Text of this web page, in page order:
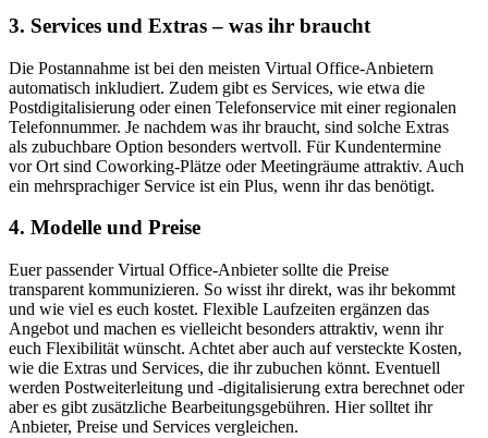
3. Services und Extras – was ihr braucht
Die Postannahme ist bei den meisten Virtual Office-Anbietern
automatisch inkludiert. Zudem gibt es Services, wie etwa die
Postdigitalisierung oder einen Telefonservice mit einer regionalen
Telefonnummer. Je nachdem was ihr braucht, sind solche Extras
als zubuchbare Option besonders wertvoll. Für Kundentermine
vor Ort sind Coworking-Plätze oder Meetingräume attraktiv. Auch
ein mehrsprachiger Service ist ein Plus, wenn ihr das benötigt.
4. Modelle und Preise
Euer passender Virtual Office-Anbieter sollte die Preise
transparent kommunizieren. So wisst ihr direkt, was ihr bekommt
und wie viel es euch kostet. Flexible Laufzeiten ergänzen das
Angebot und machen es vielleicht besonders attraktiv, wenn ihr
euch Flexibilität wünscht. Achtet aber auch auf versteckte Kosten,
wie die Extras und Services, die ihr zubuchen könnt. Eventuell
werden Postweiterleitung und -digitalisierung extra berechnet oder
aber es gibt zusätzliche Bearbeitungsgebühren. Hier solltet ihr
Anbieter, Preise und Services vergleichen.